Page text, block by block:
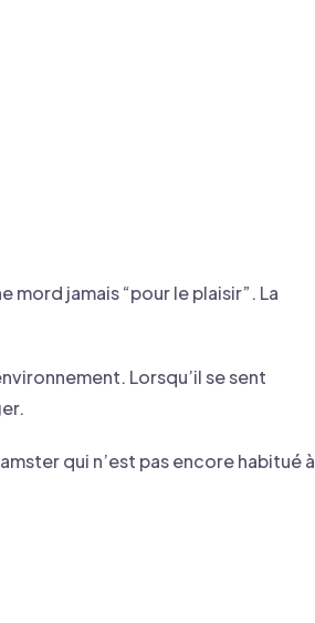
mord jamais “pour le plaisir”. La
Lorsqu’il se sent
qui n’est pas encore habitué à